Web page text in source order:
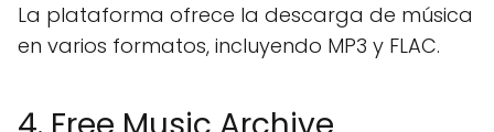
La plataforma ofrece la descarga de música
en varios formatos, incluyendo MP3 y FLAC.